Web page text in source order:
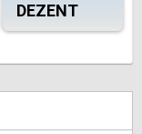
DEZENT